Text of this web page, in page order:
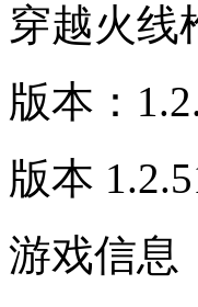
穿越火线
版本：
版本
游戏信息